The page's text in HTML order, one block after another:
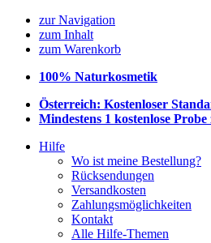
zur Navigation
zum Inhalt
zum Warenkorb
100% Naturkosmetik
Österreich: Kostenloser
Mindestens 1 kostenlose Probe
Hilfe
Wo ist meine Bestellung?
Rücksendungen
Versandkosten
Zahlungsmöglichkeiten
Kontakt
Alle Hilfe-Themen